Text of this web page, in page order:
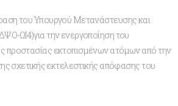
του Υπουργού Μετανάστευσης και
ΩΙ4)για την ενεργοποίηση του
προστασίας εκτοπισμένων ατόμων από την
σχετικής εκτελεστικής απόφασης του